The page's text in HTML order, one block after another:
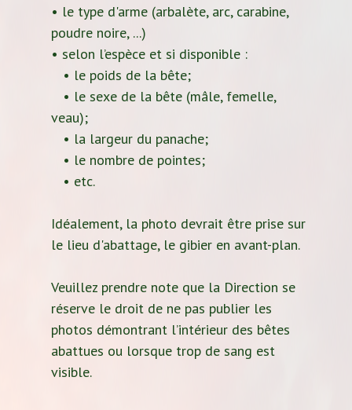
• le type d'arme (arbalète, arc, carabine,
poudre noire, ...)
• selon l’espèce et si disponible :
• le poids de la bête;
• le sexe de la bête (mâle, femelle,
veau);
• la largeur du panache;
• le nombre de pointes;
• etc.
Idéalement, la photo devrait être prise sur
le lieu d'abattage, le gibier en avant-plan.
Veuillez prendre note que la Direction se
réserve le droit de ne pas publier les
photos démontrant l’intérieur des bêtes
abattues ou lorsque trop de sang est
visible.